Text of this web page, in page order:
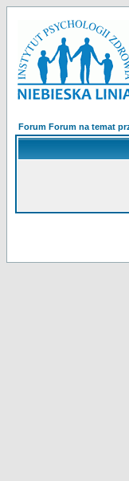
Forum Forum na temat